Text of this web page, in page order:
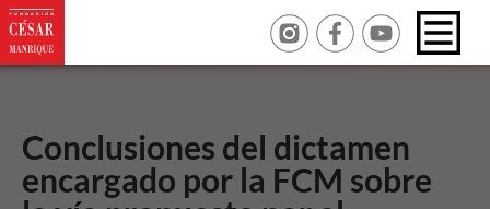
Conclusiones del dictamen
encargado por la FCM sobre